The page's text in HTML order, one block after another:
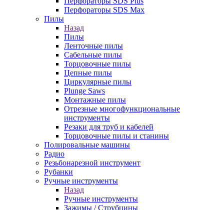
Перфораторы SDS Max
Пилы
Назад
Пилы
Ленточные пилы
Сабельные пилы
Торцовочные пилы
Цепные пилы
Циркулярные пилы
Plunge Saws
Монтажные пилы
Отрезные многофункциональные
инструменты
Резаки для труб и кабелей
Торцовочные пилы и станины
Полировальные машины
Радио
Резьбонарезной инструмент
Рубанки
Ручные инструменты
Назад
Ручные инструменты
Зажимы / Струбцины